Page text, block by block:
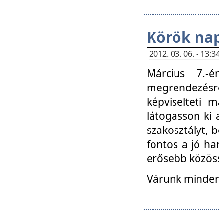
Körök
2012. 03. 06. -
Március 7.-
képviselteti
látogasson ki
szakosztályt,
fontos a jó
erősebb
Várunk